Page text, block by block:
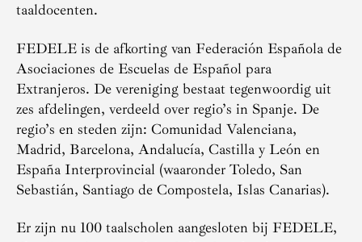
taaldocenten.
FEDELE is de afkorting van Federación Española de
Asociaciones de Escuelas de Español para
Extranjeros. De vereniging bestaat tegenwoordig uit
zes afdelingen, verdeeld over regio’s in Spanje. De
regio’s en steden zijn: Comunidad Valenciana,
Madrid, Barcelona, Andalucía, Castilla y León en
España Interprovincial (waaronder Toledo, San
Sebastián, Santiago de Compostela, Islas Canarias).
Er zijn nu 100 taalscholen aangesloten bij FEDELE,